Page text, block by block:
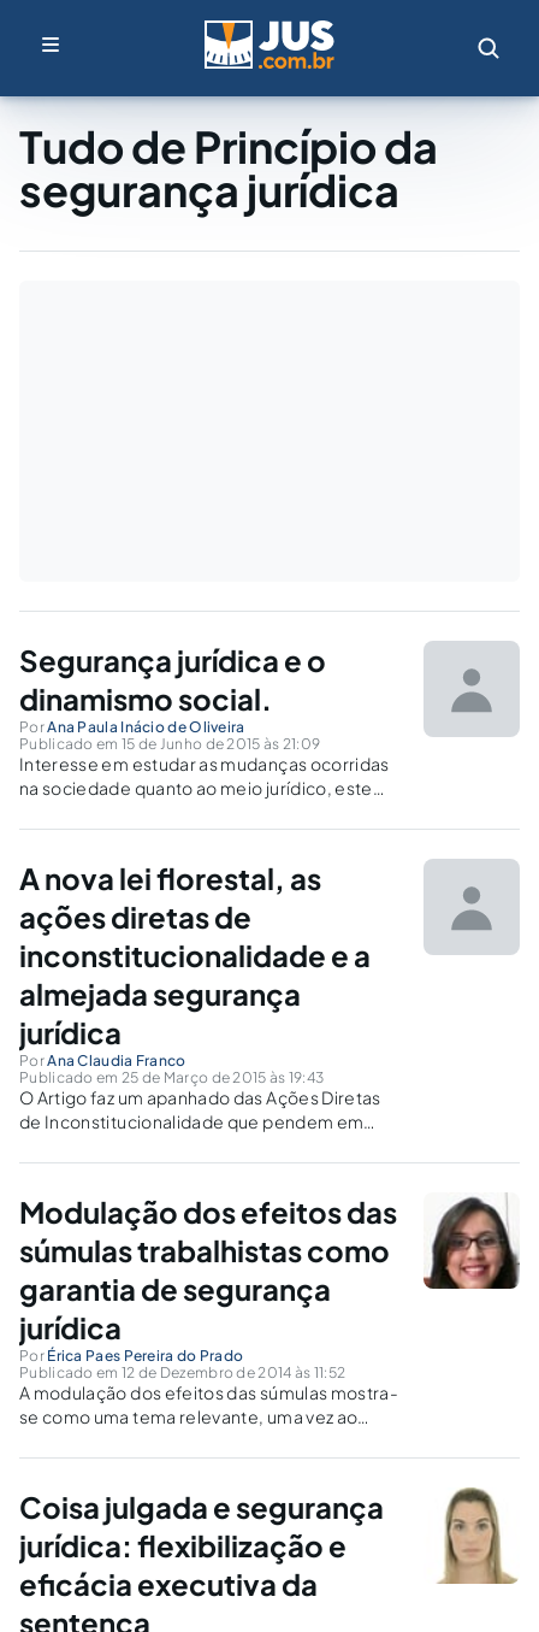
Tudo de Princípio da
segurança jurídica
Segurança jurídica e o
dinamismo social.
PorAna Paula Inácio de Oliveira
Publicado em 15 de Junho de 2015 às 21:09
Interesse em estudar as mudanças ocorridas
na sociedade quanto ao meio jurídico, este
atualização no ordenamento jurídico e
e a criação de jurisprudência no âmbito
jurídico.
A nova lei florestal, as
ações diretas de
inconstitucionalidade e a
almejada segurança
jurídica
PorAna Claudia Franco
Publicado em 25 de Março de 2015 às 19:43
O Artigo faz um apanhado das Ações Diretas
de Inconstitucionalidade que pendem em
demonstrando que ainda estamos longe da
Modulação dos efeitos das
súmulas trabalhistas como
garantia de segurança
jurídica
Por Érica Paes Pereira do Prado
Publicado em 12 de Dezembro de 2014 às 11:52
A modulação dos efeitos das súmulas mostra-
se como uma tema relevante, uma vez ao
conflito com o princípio da segurança jurídica
Coisa julgada e segurança
jurídica: flexibilização e
eficácia executiva da
sentença